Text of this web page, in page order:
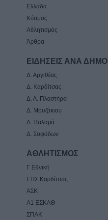
Ελλάδα
Κόσμος
Αθλητισμός
Άρθρα
ΕΙΔΗΣΕΙΣ ΑΝΑ ΔΗΜΟ
Δ. Αργιθέας
Δ. Καρδίτσας
Δ. Λ. Πλαστήρα
Δ. Μουζάκιου
Δ. Παλαμά
Δ. Σοφάδων
ΑΘΛΗΤΙΣΜΟΣ
Γ Εθνική
ΕΠΣ Καρδίτσας
ΑΣΚ
Α1 ΕΣΚΑΘ
ΣΠΑΚ